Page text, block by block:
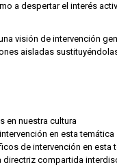
a despertar el interés
visión de intervención
aisladas
en nuestra cultura
en esta temática
de intervención en esta
compartida